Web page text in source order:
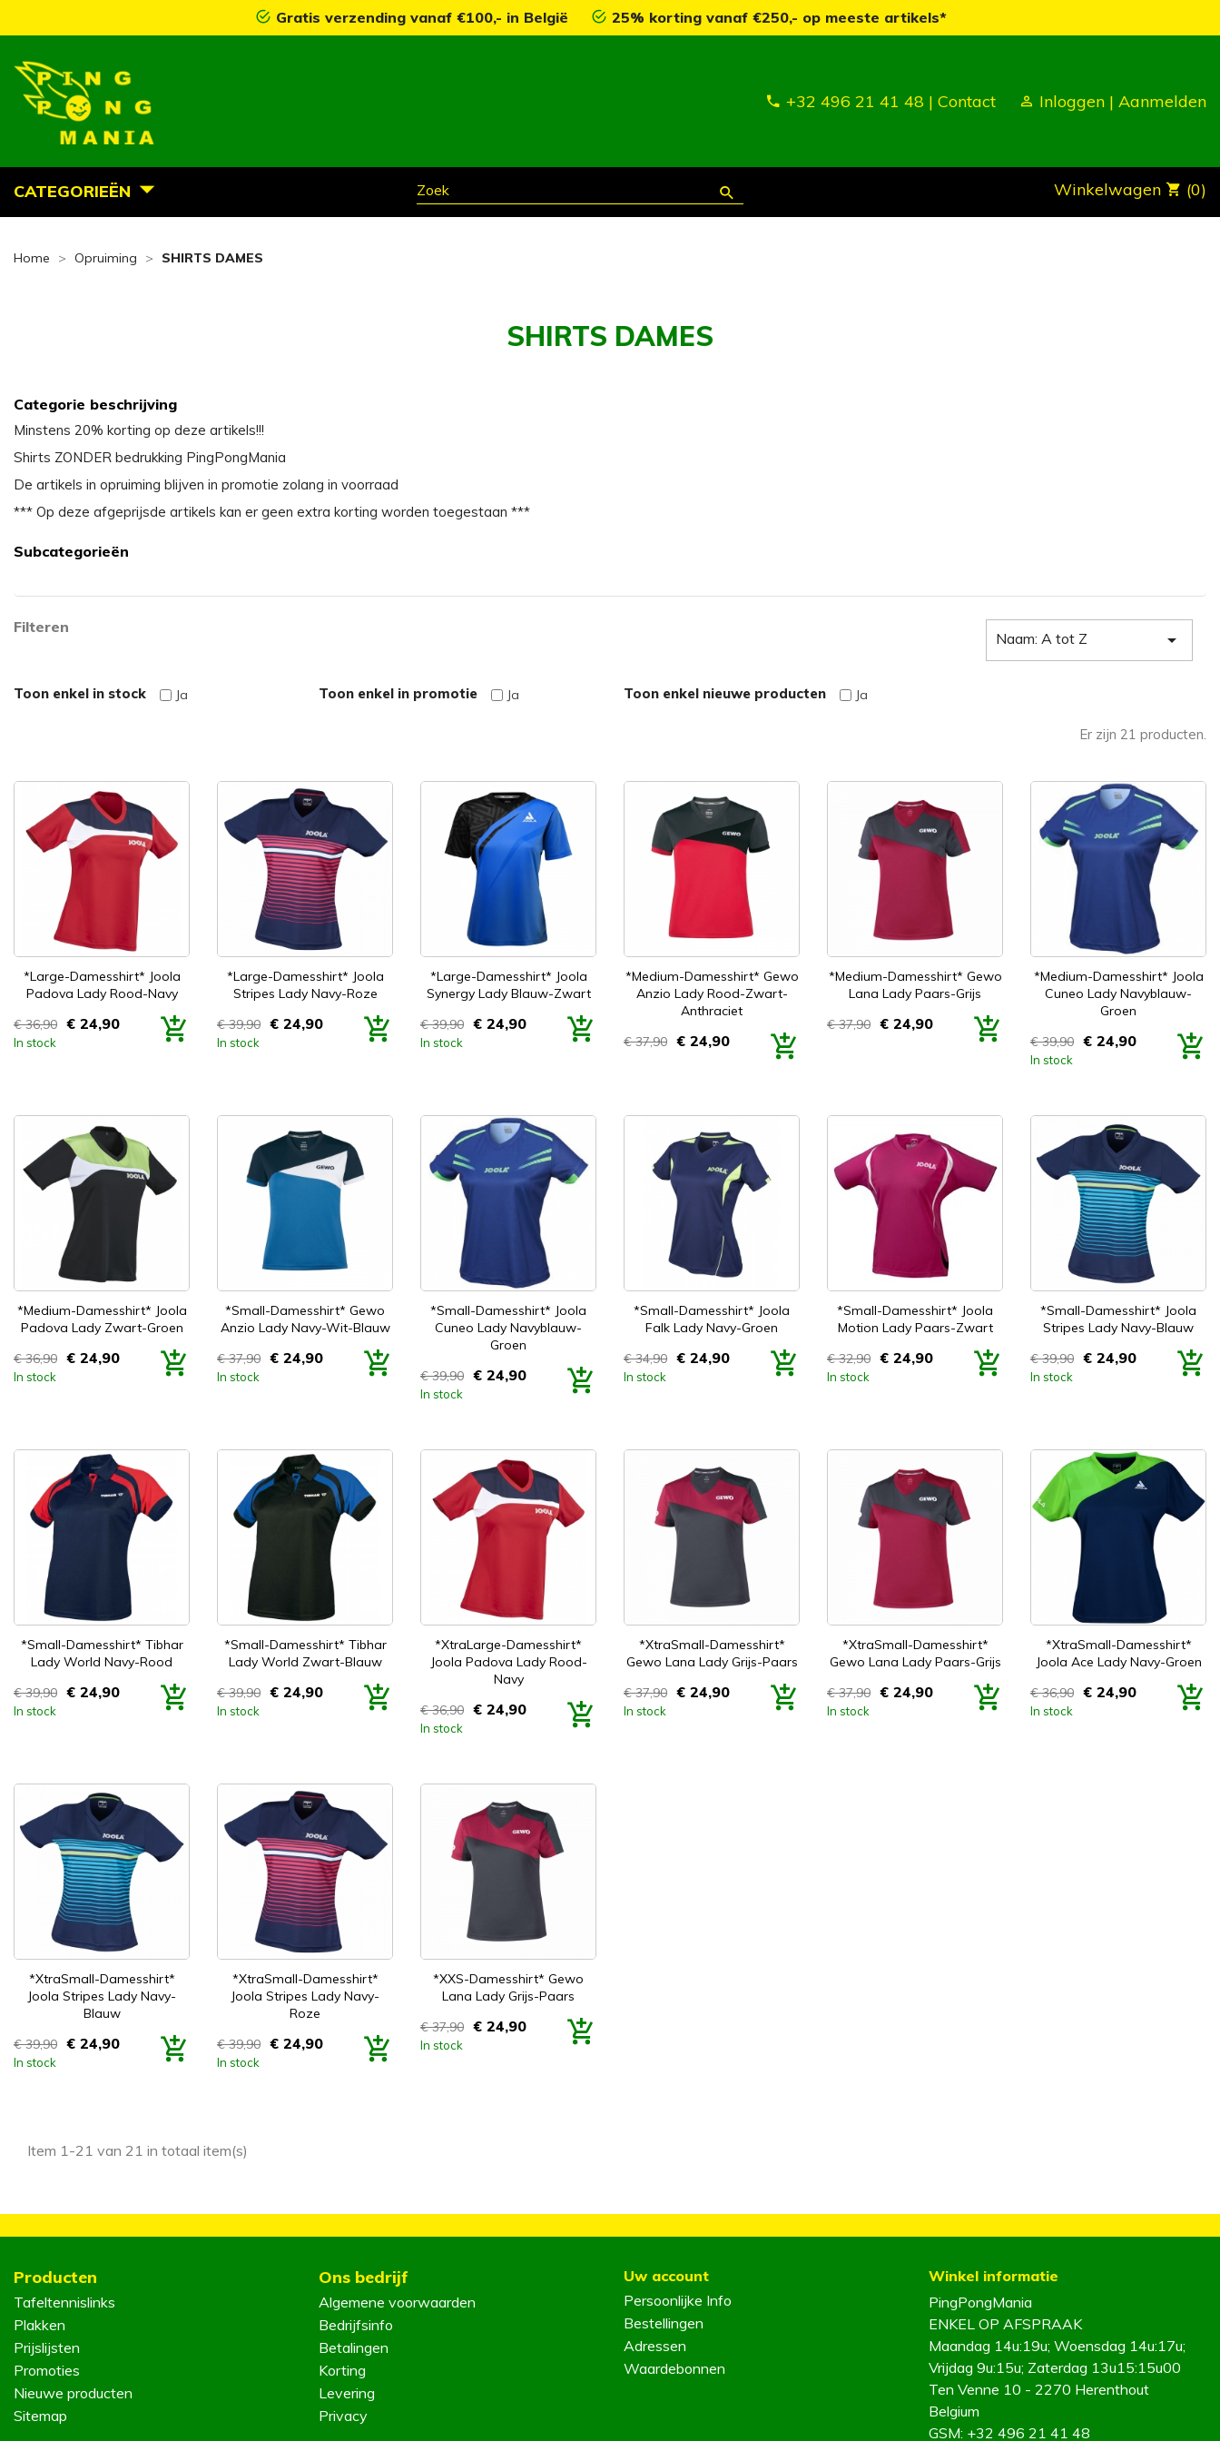
Gratis verzending vanaf €100,- in België 25% korting vanaf €250,- op meeste artikels*
+32 496 21 41 48 | Contact Inloggen | Aanmelden
CATEGORIEËN Winkelwagen (0)
Home Opruiming SHIRTS DAMES
SHIRTS DAMES
Categorie beschrijving
Minstens 20% korting op deze artikels!!!
Shirts ZONDER bedrukking PingPongMania
De artikels in opruiming blijven in promotie zolang in voorraad
*** Op deze afgeprijsde artikels kan er geen extra korting worden toegestaan ***
Subcategorieën
Filteren
Naam: A tot Z 
Toon enkel in stock Ja Toon enkel in promotie Ja Toon enkel nieuwe producten Ja
Er zijn 21 producten.
*Large-Damesshirt* Joola
Padova Lady Rood-Navy
Prijs
€ 36,90 € 24,90
In stock
Snel bekijken
*Large-Damesshirt* Joola
Stripes Lady Navy-Roze
Prijs
€ 39,90 € 24,90
In stock
Snel bekijken
*Large-Damesshirt* Joola
Synergy Lady Blauw-Zwart
Prijs
€ 39,90 € 24,90
In stock
Snel bekijken
*Medium-Damesshirt* Gewo
Anzio Lady Rood-Zwart-
Anthraciet
Prijs
€ 37,90 € 24,90
Snel bekijken
*Medium-Damesshirt* Gewo
Lana Lady Paars-Grijs
Prijs
€ 37,90 € 24,90
Snel bekijken
*Medium-Damesshirt* Joola
Cuneo Lady Navyblauw-
Groen
Prijs
€ 39,90 € 24,90
In stock
Snel bekijken
*Medium-Damesshirt* Joola
Padova Lady Zwart-Groen
Prijs
€ 36,90 € 24,90
In stock
Snel bekijken
*Small-Damesshirt* Gewo
Anzio Lady Navy-Wit-Blauw
Prijs
€ 37,90 € 24,90
In stock
Snel bekijken
*Small-Damesshirt* Joola
Cuneo Lady Navyblauw-
Groen
Prijs
€ 39,90 € 24,90
In stock
Snel bekijken
*Small-Damesshirt* Joola
Falk Lady Navy-Groen
Prijs
€ 34,90 € 24,90
In stock
Snel bekijken
*Small-Damesshirt* Joola
Motion Lady Paars-Zwart
Prijs
€ 32,90 € 24,90
In stock
Snel bekijken
*Small-Damesshirt* Joola
Stripes Lady Navy-Blauw
Prijs
€ 39,90 € 24,90
In stock
Snel bekijken
*Small-Damesshirt* Tibhar
Lady World Navy-Rood
Prijs
€ 39,90 € 24,90
In stock
Snel bekijken
*Small-Damesshirt* Tibhar
Lady World Zwart-Blauw
Prijs
€ 39,90 € 24,90
In stock
Snel bekijken
*XtraLarge-Damesshirt*
Joola Padova Lady Rood-
Navy
Prijs
€ 36,90 € 24,90
In stock
Snel bekijken
*XtraSmall-Damesshirt*
Gewo Lana Lady Grijs-Paars
Prijs
€ 37,90 € 24,90
In stock
Snel bekijken
*XtraSmall-Damesshirt*
Gewo Lana Lady Paars-Grijs
Prijs
€ 37,90 € 24,90
In stock
Snel bekijken
*XtraSmall-Damesshirt*
Joola Ace Lady Navy-Groen
Prijs
€ 36,90 € 24,90
In stock
Snel bekijken
*XtraSmall-Damesshirt*
Joola Stripes Lady Navy-
Blauw
Prijs
€ 39,90 € 24,90
In stock
Snel bekijken
*XtraSmall-Damesshirt*
Joola Stripes Lady Navy-
Roze
Prijs
€ 39,90 € 24,90
In stock
Snel bekijken
*XXS-Damesshirt* Gewo
Lana Lady Grijs-Paars
Prijs
€ 37,90 € 24,90
In stock
Snel bekijken
Item 1-21 van 21 in totaal item(s)
Producten
Tafeltennislinks
Plakken
Prijslijsten
Promoties
Nieuwe producten
Sitemap
Ons bedrijf
Algemene voorwaarden
Bedrijfsinfo
Betalingen
Korting
Levering
Privacy
Uw account
Persoonlijke Info
Bestellingen
Adressen
Waardebonnen
Winkel informatie
PingPongMania
ENKEL OP AFSPRAAK
Maandag 14u:19u; Woensdag 14u:17u;
Vrijdag 9u:15u; Zaterdag 13u15:15u00
Ten Venne 10 - 2270 Herenthout
Belgium
GSM: +32 496 21 41 48